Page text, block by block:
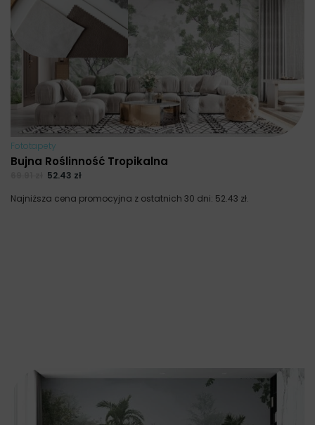
Fototapety
Bujna Roślinność Tropikalna
52.43 zł
Najniższa cena promocyjna z ostatnich 30 dni: 52.43 zł.